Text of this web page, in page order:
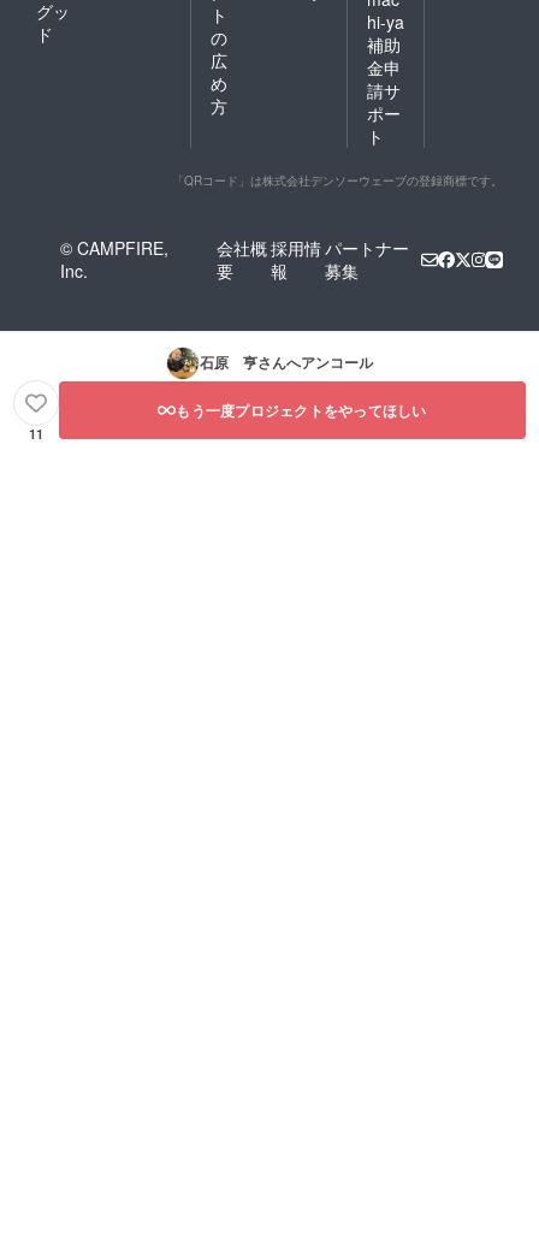
グッ
ド
ト
の
広
め
方
hi-ya
補助
金申
請サ
ポー
ト
「QRコード」は株式会社デンソーウェーブの登録商標です。
© CAMPFIRE,
Inc.
会社概
要
採用情
報
パートナー
募集
石原 亨さんへアンコール
11
もう一度プロジェクトをやってほしい